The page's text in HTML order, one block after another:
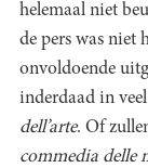
helemaal niet
de pers was niet
onvoldoende
inderdaad in
dell’arte. Of
commedia delle